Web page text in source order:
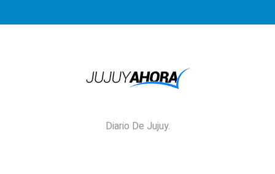
Jujuy Ahora!
Diario De Jujuy.